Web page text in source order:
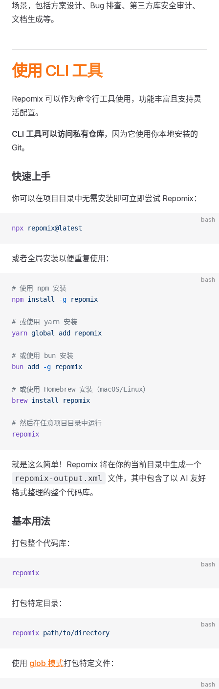
场景，包括方案设计、Bug 排查、第三方库安全审计、
文档生成等。
使用 CLI 工具
Repomix 可以作为命令行工具使用，功能丰富且支持灵
活配置。
CLI 工具可以访问私有仓库，因为它使用你本地安装的
Git。
快速上手
你可以在项目目录中无需安装即可立即尝试 Repomix：
bash
npx repomix@latest
或者全局安装以便重复使用：
bash
# 使用 npm 安装
npm install -g repomix
# 或使用 yarn 安装
yarn global add repomix
# 或使用 bun 安装
bun add -g repomix
# 或使用 Homebrew 安装（macOS/Linux）
brew install repomix
# 然后在任意项目目录中运行
repomix
就是这么简单！Repomix 将在你的当前目录中生成一个
repomix-output.xml
文件，其中包含了以 AI 友好
格式整理的整个代码库。
基本用法
打包整个代码库：
bash
repomix
打包特定目录：
bash
repomix path/to/directory
使用 glob 模式打包特定文件：
bash